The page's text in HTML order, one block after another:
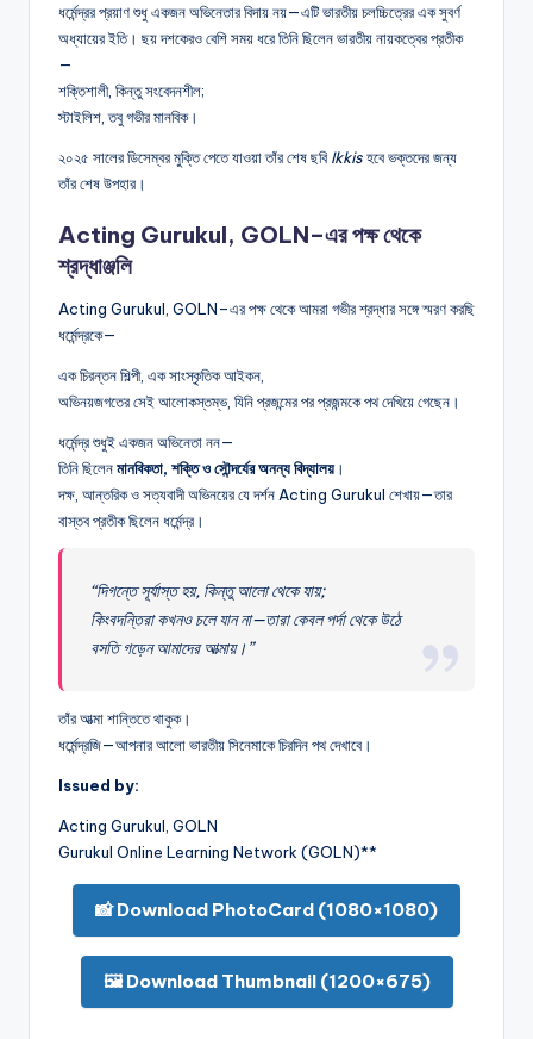
ধর্মেন্দ্রর প্রয়াণ শুধু একজন অভিনেতার বিদায় নয়—এটি ভারতীয় চলচ্চিত্রের এক সুবর্ণ
অধ্যায়ের ইতি। ছয় দশকেরও বেশি সময় ধরে তিনি ছিলেন ভারতীয় নায়কত্বের প্রতীক
—
শক্তিশালী, কিন্তু সংবেদনশীল;
স্টাইলিশ, তবু গভীর মানবিক।
২০২৫ সালের ডিসেম্বর মুক্তি পেতে যাওয়া তাঁর শেষ ছবি Ikkisহবে ভক্তদের জন্য
তাঁর শেষ উপহার।
Acting Gurukul, GOLN–এর পক্ষ থেকে
শ্রদ্ধাঞ্জলি
Acting Gurukul, GOLN–এর পক্ষ থেকে আমরা গভীর শ্রদ্ধার সঙ্গে স্মরণ করছি
ধর্মেন্দ্রকে—
এক চিরন্তন শিল্পী, এক সাংস্কৃতিক আইকন,
অভিনয়জগতের সেই আলোকস্তম্ভ, যিনি প্রজন্মের পর প্রজন্মকে পথ দেখিয়ে গেছেন।
ধর্মেন্দ্র শুধুই একজন অভিনেতা নন—
তিনি ছিলেনমানবিকতা, শক্তি ও সৌন্দর্যের অনন্য বিদ্যালয়।
দক্ষ, আন্তরিক ও সত্যবাদী অভিনয়ের যে দর্শন Acting Gurukul শেখায়—তার
বাস্তব প্রতীক ছিলেন ধর্মেন্দ্র।
“দিগন্তে সূর্যাস্ত হয়, কিন্তু আলো থেকে যায়;
কিংবদন্তিরা কখনও চলে যান না—তারা কেবল পর্দা থেকে উঠে
বসতি গড়েন আমাদের আত্মায়।”
তাঁর আত্মা শান্তিতে থাকুক।
ধর্মেন্দ্রজি—আপনার আলো ভারতীয় সিনেমাকে চিরদিন পথ দেখাবে।
Issued by:
Acting Gurukul, GOLN
Gurukul Online Learning Network (GOLN)**
📸 Download PhotoCard (1080×1080)
🖼️ Download Thumbnail (1200×675)